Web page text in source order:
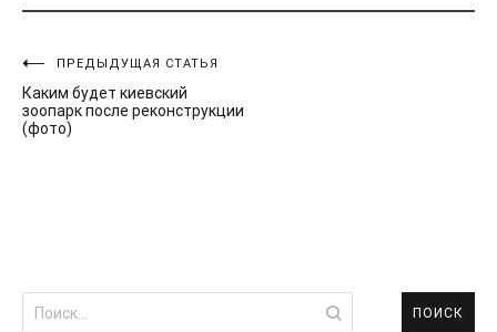
Навигация
по
записям
ПРЕДЫДУЩАЯ СТАТЬЯ
Каким будет киевский
зоопарк после реконструкции
(фото)
Найти: